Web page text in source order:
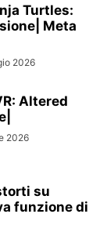
Turtles:
Meta
2026
Altered
2026
su
funzione di